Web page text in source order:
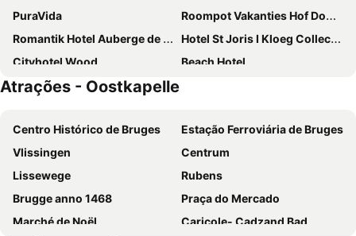
PuraVida
Roompot Vakanties Hof Domburg
Romantik Hotel Auberge de Campveerse Toren
Hotel St Joris I Kloeg Collection
Cityhotel Wood
Beach Hotel
De Bij Middelburg
Boutiquehotel Princenjagt
Hotel Le Beau Rivage
Fletcher Hotel De Nieuwe Doelen - Middelburg
Van der Valk Hotel Middelburg
Suites Boulevard 17
Hotel Restaurant Piccard
Stad & Strandhotel Elisabeth
Hotel De Zeevaartschool
Fletcher Hotel-Restaurant Arion-Vlissingen
Boutique Hotel Lupo
Atrações - Oostkapelle
Centro Histórico de Bruges
Estação Ferroviária de Bruges
Vlissingen
Centrum
Lissewege
Rubens
Brugge anno 1468
Praça do Mercado
Marché de Noël
Caricole- Cadzand Bad